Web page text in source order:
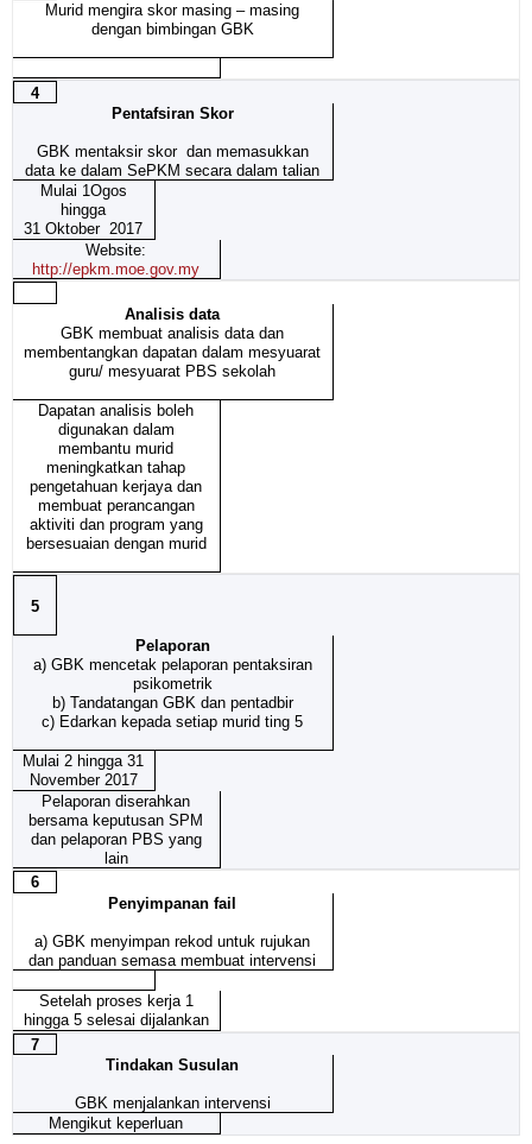
Murid mengira skor masing – masing
dengan bimbingan GBK
4
Pentafsiran Skor
GBK mentaksir skor dan memasukkan
data ke dalam SePKM secara dalam talian
Mulai 1Ogos
hingga
31 Oktober 2017
Website:
http://epkm.moe.gov.my
Analisis data
GBK membuat analisis data dan
membentangkan dapatan dalam mesyuarat
guru/ mesyuarat PBS sekolah
Dapatan analisis boleh
digunakan dalam
membantu murid
meningkatkan tahap
pengetahuan kerjaya dan
membuat perancangan
aktiviti dan program yang
bersesuaian dengan murid
5
Pelaporan
a) GBK mencetak pelaporan pentaksiran
psikometrik
b) Tandatangan GBK dan pentadbir
c) Edarkan kepada setiap murid ting 5
Mulai 2 hingga 31
November 2017
Pelaporan diserahkan
bersama keputusan SPM
dan pelaporan PBS yang
lain
6
Penyimpanan fail
a) GBK menyimpan rekod untuk rujukan
dan panduan semasa membuat intervensi
Setelah proses kerja 1
hingga 5 selesai dijalankan
7
Tindakan Susulan
GBK menjalankan intervensi
Mengikut keperluan